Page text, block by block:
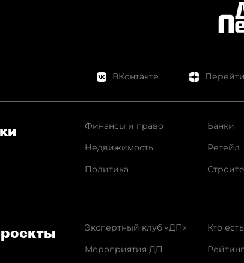
ВКонтакте
Финансы и право
Недвижимость
Политика
Банки
Ретейл
Экспертный клуб «ДП»
Мероприятия ДП
Кто